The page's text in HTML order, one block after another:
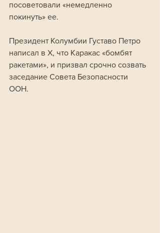
посоветовали «немедленно
покинуть» ее.
Президент Колумбии Густаво Петро
написал в X, что Каракас «бомбят
ракетами», и призвал срочно созвать
заседание Совета Безопасности
ООН.